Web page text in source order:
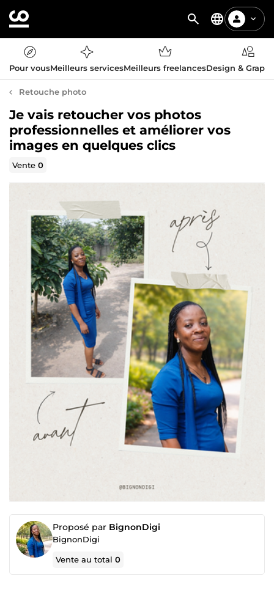
Pour vousMeilleurs servicesMeilleurs freelancesDesign &
Retouche photo
Je vais retoucher vos photos
professionnelles et améliorer vos
images en quelques clics
Vente0
Proposé par BignonDigi
BignonDigi
Vente au total0